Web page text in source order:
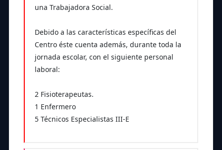
una Trabajadora Social.
Debido a las características específicas del
Centro éste cuenta además, durante toda la
jornada escolar, con el siguiente personal
laboral:
2 Fisioterapeutas.
1 Enfermero
5 Técnicos Especialistas III-E